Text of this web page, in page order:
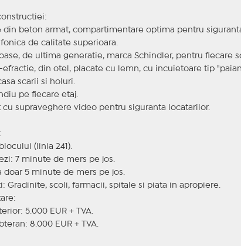
din beton armat, compartimentare optima pentru
de calitate superioara.
de ultima generatie, marca Schindler, pentru fiecare
din otel, placate cu lemn, cu incuietoare tip
scarii si holuri.
pe fiecare etaj.
cu supraveghere video pentru siguranta locatarilor.
(linia 241).
7 minute de mers pe jos.
doar 5 minute de mers pe jos.
Gradinite, scoli, farmacii, spitale si piata in apropiere.
5.000 EUR + TVA.
8.000 EUR + TVA.